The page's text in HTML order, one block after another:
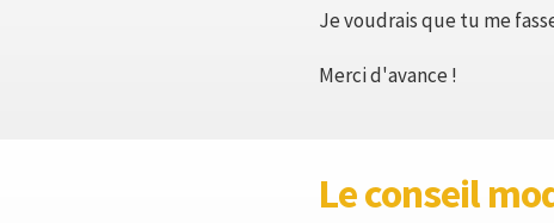
Je voudrais que tu me
Merci d'avance !
Le conseil